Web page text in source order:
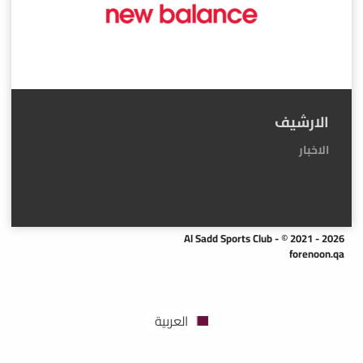
الارشيف
الاخبار
Al Sadd Sports Club - © 2021 - 2026
forenoon.qa
العربية